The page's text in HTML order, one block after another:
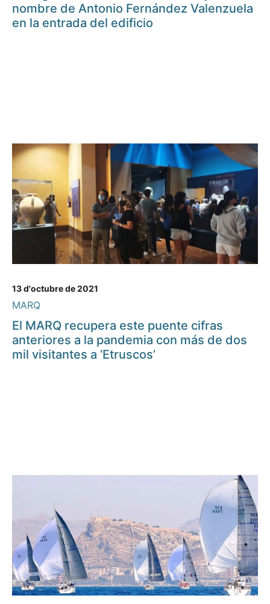
nombre de Antonio Fernández Valenzuela
en la entrada del edificio
13 d'octubre de 2021
MARQ
El MARQ recupera este puente cifras
anteriores a la pandemia con más de dos
mil visitantes a ‘Etruscos’